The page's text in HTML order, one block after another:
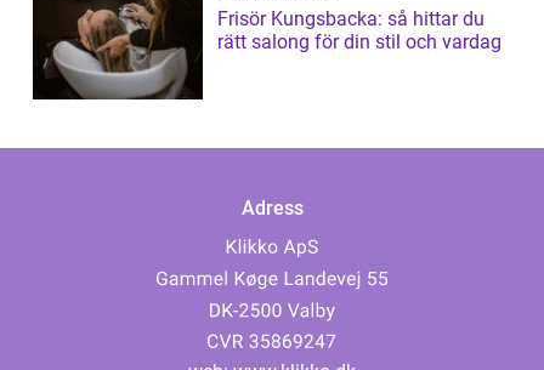
Frisör Kungsbacka: så hittar du
rätt salong för din stil och vardag
Adress